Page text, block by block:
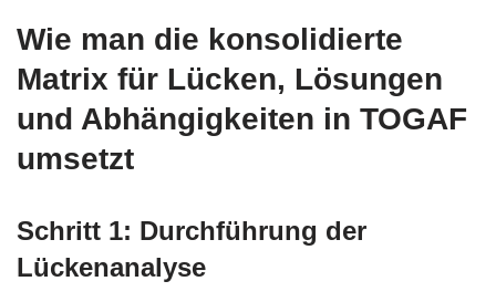
Wie man die konsolidierte
Matrix für Lücken, Lösungen
und Abhängigkeiten in TOGAF
umsetzt
Schritt 1: Durchführung der
Lückenanalyse